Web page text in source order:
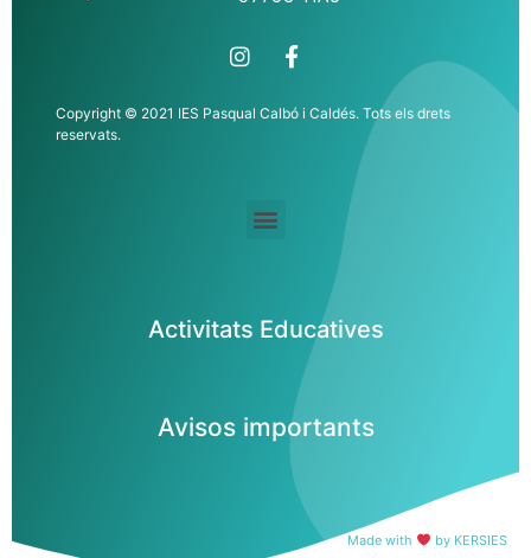
Copyright © 2021 IES Pasqual Calbó i Caldés. Tots els drets
reservats.
Activitats Educatives
Avisos importants
Made with by KERSIES